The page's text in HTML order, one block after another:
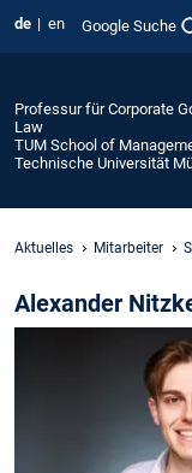
de en Google Suche
Professur für Corporate
Law
TUM School of
Technische Universität
Aktuelles Mitarbeiter
Alexander